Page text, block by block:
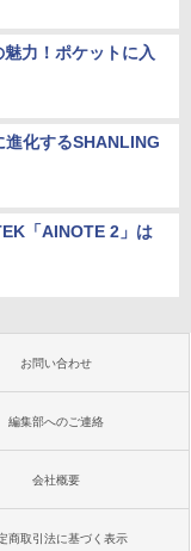
力！ポケットに入
化するSHANLING
「AINOTE 2」は
お問い合わせ
編集部へのご連絡
会社概要
商取引法に基づく表示